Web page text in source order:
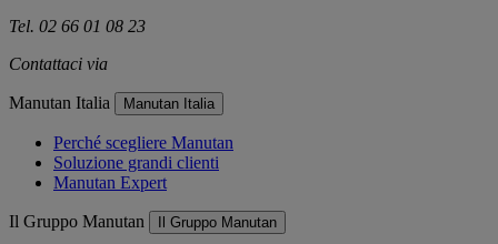
Tel. 02 66 01 08 23
Contattaci via
Manutan Italia Manutan Italia
Perché scegliere Manutan
Soluzione grandi clienti
Manutan Expert
Il Gruppo Manutan Il Gruppo Manutan